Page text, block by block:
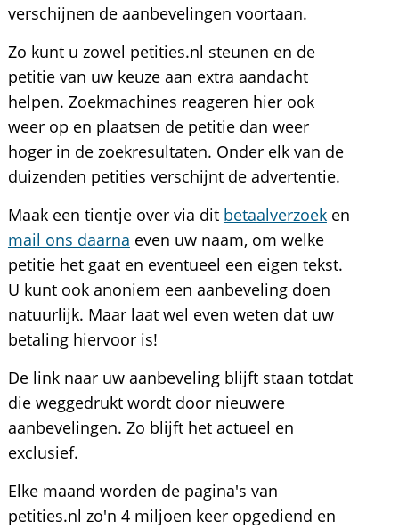
verschijnen de aanbevelingen voortaan.
Zo kunt u zowel petities.nl steunen en de
petitie van uw keuze aan extra aandacht
helpen. Zoekmachines reageren hier ook
weer op en plaatsen de petitie dan weer
hoger in de zoekresultaten. Onder elk van de
duizenden petities verschijnt de advertentie.
Maak een tientje over via dit betaalverzoeken
mail ons daarna even uw naam, om welke
petitie het gaat en eventueel een eigen tekst.
U kunt ook anoniem een aanbeveling doen
natuurlijk. Maar laat wel even weten dat uw
betaling hiervoor is!
De link naar uw aanbeveling blijft staan totdat
die weggedrukt wordt door nieuwere
aanbevelingen. Zo blijft het actueel en
exclusief.
Elke maand worden de pagina's van
petities.nl zo'n 4 miljoen keer opgediend en